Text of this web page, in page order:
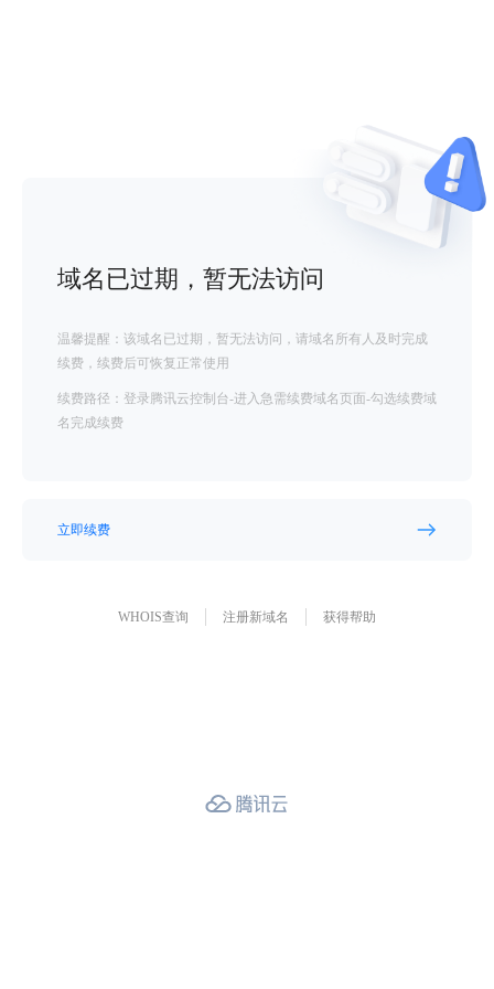
域名已过期，暂无法访问
温馨提醒：该域名已过期，暂无法访问，请域名所有人及时完成
续费，续费后可恢复正常使用
续费路径：登录腾讯云控制台-进入急需续费域名页面-勾选续费域
名完成续费
立即续费
WHOIS查询 注册新域名 获得帮助